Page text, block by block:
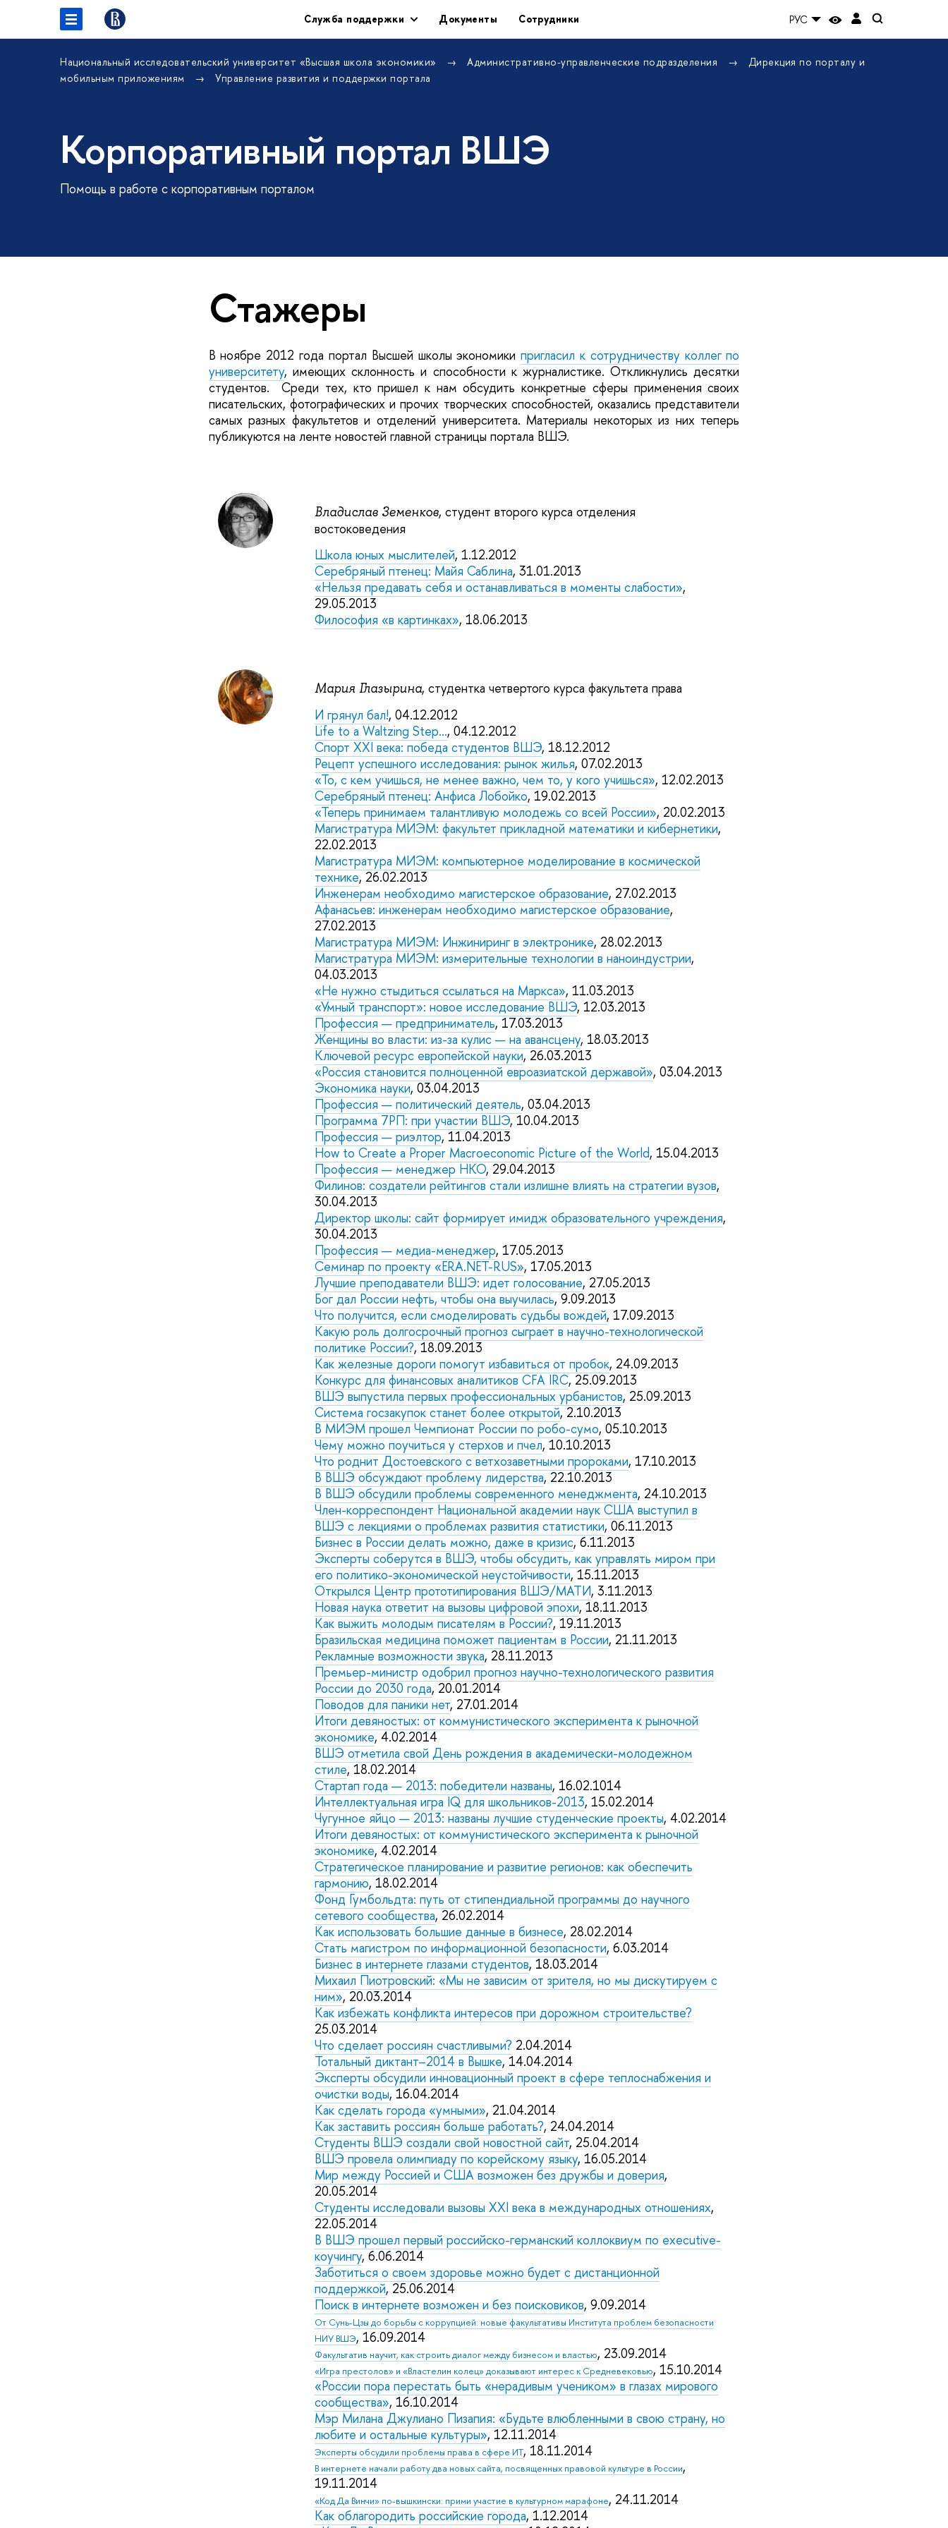
Служба поддержки Документы Сотрудники РУС
Национальный исследовательский университет «Высшая школа экономики» Административно-управленческие подразделения
Дирекция по порталу и
мобильным приложениям
Управление развития и поддержки портала
Корпоративный портал ВШЭ
Помощь в работе с корпоративным порталом
Стажеры
В ноябре 2012 года портал Высшей школы экономикипригласил к сотрудничеству коллег по
университету, имеющих склонность и способности к журналистике. Откликнулись десятки
студентов. Среди тех, кто пришел к нам обсудить конкретные сферы применения своих
писательских, фотографических и прочих творческих способностей, оказались представители
самых разных факультетов и отделений университета. Материалы некоторых из них теперь
публикуются на ленте новостей главной страницы портала ВШЭ.
Владислав Земенков, студент второго курса отделения
востоковедения
Школа юных мыслителей, 1.12.2012
Серебряный птенец: Майя Саблина, 31.01.2013
«Нельзя предавать себя и останавливаться в моменты слабости»,
29.05.2013
Философия «в картинках», 18.06.2013
Мария Глазырина, студентка четвертого курса факультета права
И грянул бал!, 04.12.2012
Life to a Waltzing Step..., 04.12.2012
Спорт XXI века: победа студентов ВШЭ, 18.12.2012
Рецепт успешного исследования: рынок жилья, 07.02.2013
«То, с кем учишься, не менее важно, чем то, у кого учишься», 12.02.2013
Серебряный птенец: Анфиса Лобойко, 19.02.2013
«Теперь принимаем талантливую молодежь со всей России», 20.02.2013
Магистратура МИЭМ: факультет прикладной математики и кибернетики,
22.02.2013
Магистратура МИЭМ: компьютерное моделирование в космической
технике, 26.02.2013
Инженерам необходимо магистерское образование, 27.02.2013
Афанасьев: инженерам необходимо магистерское образование,
27.02.2013
Магистратура МИЭМ: Инжиниринг в электронике, 28.02.2013
Магистратура МИЭМ: измерительные технологии в наноиндустрии,
04.03.2013
«Не нужно стыдиться ссылаться на Маркса», 11.03.2013
«Умный транспорт»: новое исследование ВШЭ, 12.03.2013
Профессия — предприниматель, 17.03.2013
Женщины во власти: из-за кулис — на авансцену, 18.03.2013
Ключевой ресурс европейской науки, 26.03.2013
«Россия становится полноценной евроазиатской державой», 03.04.2013
Экономика науки, 03.04.2013
Профессия — политический деятель, 03.04.2013
Программа 7РП: при участии ВШЭ, 10.04.2013
Профессия — риэлтор, 11.04.2013
How to Create a Proper Macroeconomic Picture of the World, 15.04.2013
Профессия — менеджер НКО, 29.04.2013
Филинов: создатели рейтингов стали излишне влиять на стратегии вузов,
30.04.2013
Директор школы: сайт формирует имидж образовательного учреждения,
30.04.2013
Профессия — медиа-менеджер, 17.05.2013
Семинар по проекту «ERA.NET-RUS», 17.05.2013
Лучшие преподаватели ВШЭ: идет голосование, 27.05.2013
Бог дал России нефть, чтобы она выучилась, 9.09.2013
Что получится, если смоделировать судьбы вождей, 17.09.2013
Какую роль долгосрочный прогноз сыграет в научно-технологической
политике России?, 18.09.2013
Как железные дороги помогут избавиться от пробок, 24.09.2013
Конкурс для финансовых аналитиков CFA IRC, 25.09.2013
ВШЭ выпустила первых профессиональных урбанистов, 25.09.2013
Система госзакупок станет более открытой, 2.10.2013
В МИЭМ прошел Чемпионат России по робо-сумо, 05.10.2013
Чему можно поучиться у стерхов и пчел, 10.10.2013
Что роднит Достоевского с ветхозаветными пророками, 17.10.2013
В ВШЭ обсуждают проблему лидерства, 22.10.2013
В ВШЭ обсудили проблемы современного менеджмента, 24.10.2013
Член-корреспондент Национальной академии наук США выступил в
ВШЭ с лекциями о проблемах развития статистики, 06.11.2013
Бизнес в России делать можно, даже в кризис, 6.11.2013
Эксперты соберутся в ВШЭ, чтобы обсудить, как управлять миром при
его политико-экономической неустойчивости, 15.11.2013
Открылся Центр прототипирования ВШЭ/МАТИ, 3.11.2013
Новая наука ответит на вызовы цифровой эпохи, 18.11.2013
Как выжить молодым писателям в России?, 19.11.2013
Бразильская медицина поможет пациентам в России, 21.11.2013
Рекламные возможности звука, 28.11.2013
Премьер-министр одобрил прогноз научно-технологического развития
России до 2030 года, 20.01.2014
Поводов для паники нет, 27.01.2014
Итоги девяностых: от коммунистического эксперимента к рыночной
экономике, 4.02.2014
ВШЭ отметила свой День рождения в академически-молодежном
стиле, 18.02.2014
Стартап года — 2013: победители названы, 16.02.1014
Интеллектуальная игра IQ для школьников-2013, 15.02.2014
Чугунное яйцо — 2013: названы лучшие студенческие проекты, 4.02.2014
Итоги девяностых: от коммунистического эксперимента к рыночной
экономике, 4.02.2014
Стратегическое планирование и развитие регионов: как обеспечить
гармонию, 18.02.2014
Фонд Гумбольдта: путь от стипендиальной программы до научного
сетевого сообщества, 26.02.2014
Как использовать большие данные в бизнесе, 28.02.2014
Стать магистром по информационной безопасности, 6.03.2014
Бизнес в интернете глазами студентов, 18.03.2014
Михаил Пиотровский: «Мы не зависим от зрителя, но мы дискутируем с
ним», 20.03.2014
Как избежать конфликта интересов при дорожном строительстве?
25.03.2014
Что сделает россиян счастливыми? 2.04.2014
Тотальный диктант–2014 в Вышке, 14.04.2014
Эксперты обсудили инновационный проект в сфере теплоснабжения и
очистки воды, 16.04.2014
Как сделать города «умными», 21.04.2014
Как заставить россиян больше работать?, 24.04.2014
Студенты ВШЭ создали свой новостной сайт, 25.04.2014
ВШЭ провела олимпиаду по корейскому языку, 16.05.2014
Мир между Россией и США возможен без дружбы и доверия,
20.05.2014
Студенты исследовали вызовы XXI века в международных отношениях,
22.05.2014
В ВШЭ прошел первый российско-германский коллоквиум по executive-
коучингу, 6.06.2014
Заботиться о своем здоровье можно будет с дистанционной
поддержкой, 25.06.2014
Поиск в интернете возможен и без поисковиков, 9.09.2014
От Сунь-Цзы до борьбы с коррупцией: новые факультативы Института проблем безопасности
НИУ ВШЭ, 16.09.2014
Факультатив научит, как строить диалог между бизнесом и властью, 23.09.2014
«Игра престолов» и «Властелин колец» доказывают интерес к Средневековью, 15.10.2014
«России пора перестать быть «нерадивым учеником» в глазах мирового
сообщества», 16.10.2014
Мэр Милана Джулиано Пизапия: «Будьте влюбленными в свою страну, но
любите и остальные культуры», 12.11.2014
Эксперты обсудили проблемы права в сфере ИТ, 18.11.2014
В интернете начали работу два новых сайта, посвященных правовой культуре в России,
19.11.2014
«Код Да Винчи» по-вышкински: прими участие в культурном марафоне, 24.11.2014
Как облагородить российские города, 1.12.2014